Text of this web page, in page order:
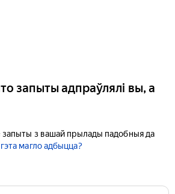
запыты адпраўлялі вы, а
запыты з вашай прылады падобныя да
магло адбыцца?